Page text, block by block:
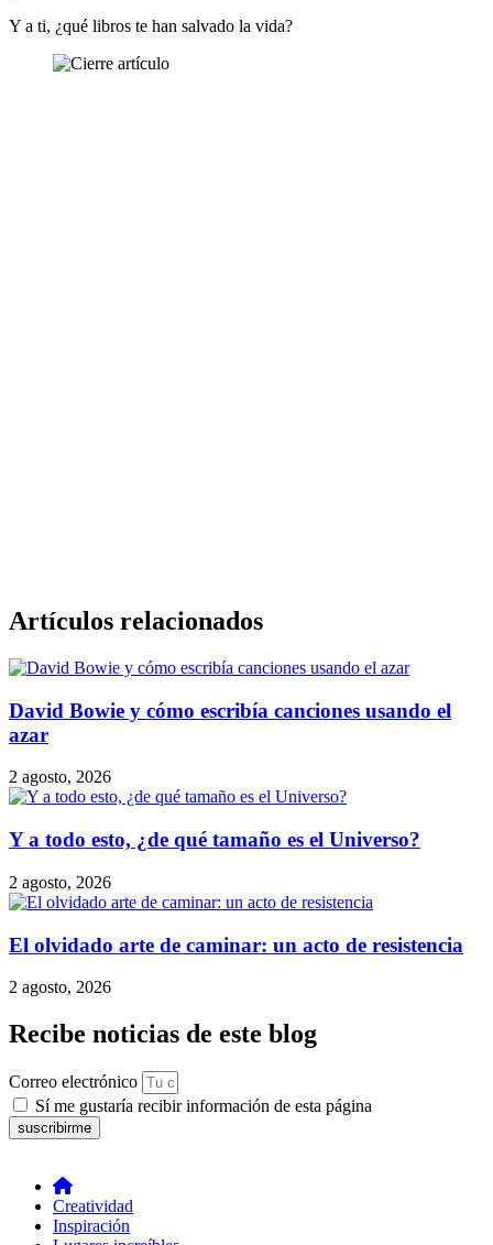
Y a ti, ¿qué libros te han salvado la vida?
Artículos relacionados
David Bowie y cómo escribía canciones usando el
azar
2 agosto, 2026
Y a todo esto, ¿de qué tamaño es el Universo?
2 agosto, 2026
El olvidado arte de caminar: un acto de resistencia
2 agosto, 2026
Recibe noticias de este blog
Correo electrónico
Sí me gustaría recibir información de esta página
suscribirme
Creatividad
Inspiración